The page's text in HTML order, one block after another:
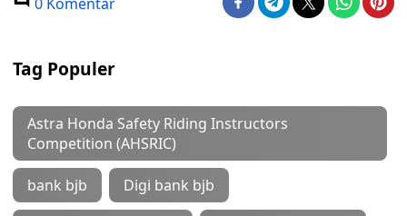
Tag Populer
Astra Honda Safety Riding Instructors
Competition (AHSRIC)
bank bjb Digi bank bjb